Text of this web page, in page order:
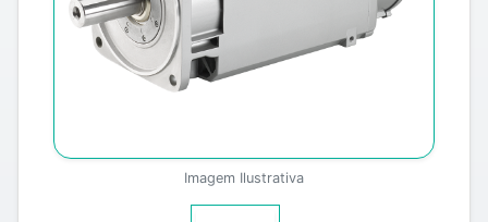
Imagem Ilustrativa